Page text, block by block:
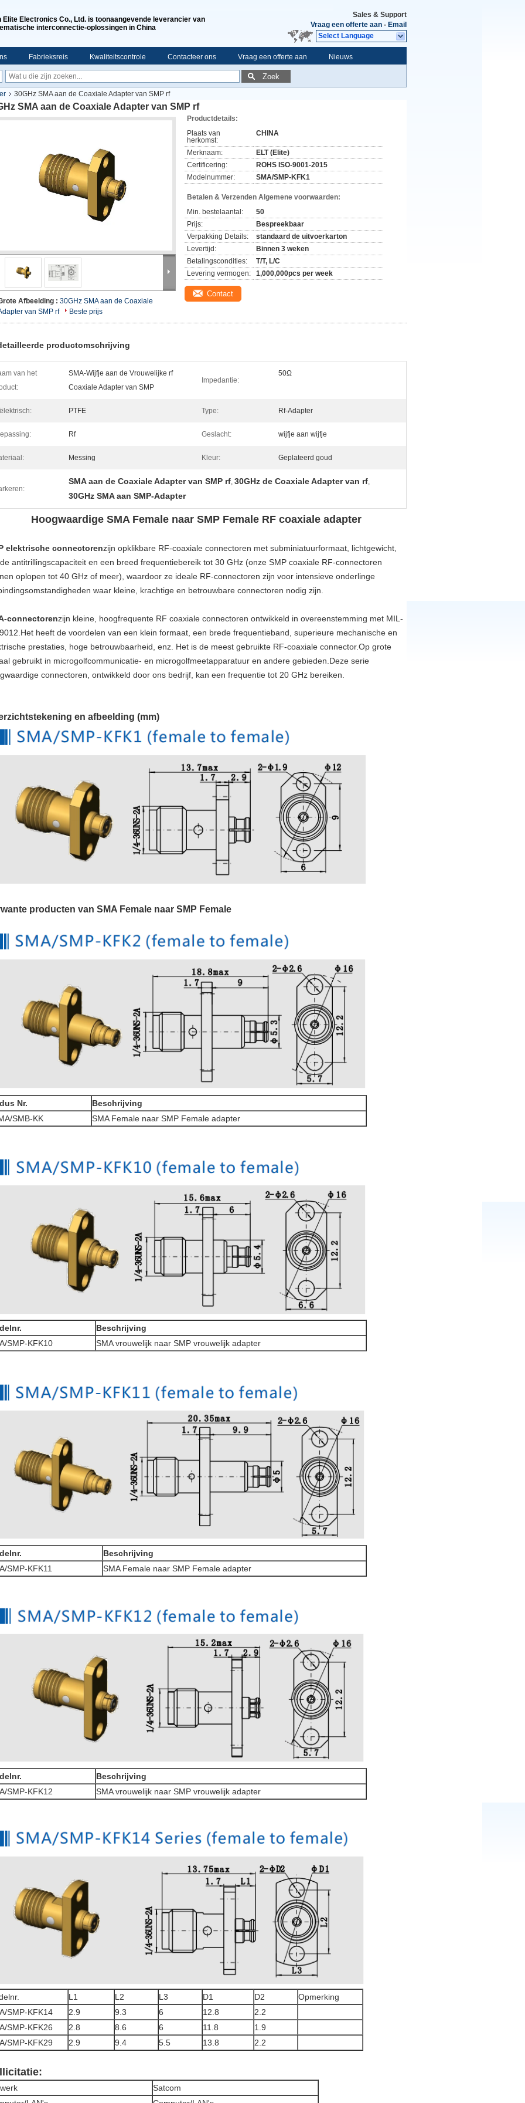
Elite Electronics Co., Ltd. is toonaangevende leverancier van
interconnectie-oplossingen in China
Sales & Support
Vraag een offerte aan - Email
Select Language
Fabrieksreis Kwaliteitscontrole Contacteer ons Vraag een offerte aan Nieuws
Zoek
30GHz SMA aan de Coaxiale Adapter van SMP rf
SMA aan de Coaxiale Adapter van SMP rf
Afbeelding : 30GHz SMA aan de Coaxiale
van SMP rf
Beste prijs
Productdetails:
Plaats van
herkomst:
CHINA
Merknaam:
ELT (Elite)
Certificering:
ROHS ISO-9001-2015
Modelnummer:
SMA/SMP-KFK1
Betalen & Verzenden Algemene voorwaarden:
Min. bestelaantal:
50
Prijs:
Bespreekbaar
Verpakking Details:
standaard de uitvoerkarton
Levertijd:
Binnen 3 weken
Betalingscondities:
T/T, L/C
Levering vermogen:
1,000,000pcs per week
Contact
productomschrijving
van het
SMA-Wijfje aan de Vrouwelijke rf
Coaxiale Adapter van SMP
Impedantie:
50Ω
PTFE Type: Rf-Adapter
Rf Geslacht: wijfje aan wijfje
Messing Kleur: Geplateerd goud
SMA aan de Coaxiale Adapter van SMP rf, 30GHz de Coaxiale Adapter van rf,
30GHz SMA aan SMP-Adapter
Hoogwaardige SMA Female naar SMP Female RF coaxiale adapter
elektrische connectorenzijn opklikbare RF-coaxiale connectoren met subminiatuurformaat, lichtgewicht,
antitrillingscapaciteit en een breed frequentiebereik tot 30 GHz (onze SMP coaxiale RF-connectoren
oplopen tot 40 GHz of meer), waardoor ze ideale RF-connectoren zijn voor intensieve onderlinge
waar kleine, krachtige en betrouwbare connectoren nodig zijn.
connectorenzijn kleine, hoogfrequente RF coaxiale connectoren ontwikkeld in overeenstemming met MIL-
heeft de voordelen van een klein formaat, een brede frequentieband, superieure mechanische en
prestaties, hoge betrouwbaarheid, enz. Het is de meest gebruikte RF-coaxiale connector.Op grote
gebruikt in microgolfcommunicatie- en microgolfmeetapparatuur en andere gebieden.Deze serie
connectoren, ontwikkeld door ons bedrijf, kan een frequentie tot 20 GHz bereiken.
en afbeelding (mm)
producten van SMA Female naar SMP Female
Nr.
Beschrijving
SMB-KK
SMA Female naar SMP Female adapter
Beschrijving
SMP-KFK10
SMA vrouwelijk naar SMP vrouwelijk adapter
Beschrijving
SMP-KFK11
SMA Female naar SMP Female adapter
Beschrijving
SMP-KFK12
SMA vrouwelijk naar SMP vrouwelijk adapter
L1 L2 L3 D1 D2
Opmerking
SMP-KFK14
2.9 9.3 6 12.8
2.2
SMP-KFK26
2.8 8.6 6 11.8
1.9
SMP-KFK29
2.9 9.4 5.5 13.8 2.2
Satcom